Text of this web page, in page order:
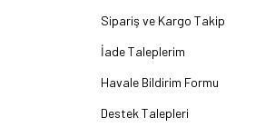
Sipariş ve Kargo Takip
İade Taleplerim
Havale Bildirim Formu
Destek Talepleri